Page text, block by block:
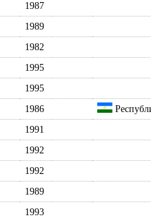
1987
1989
1982
1995
1995
1986
1991
1992
1992
1989
1993